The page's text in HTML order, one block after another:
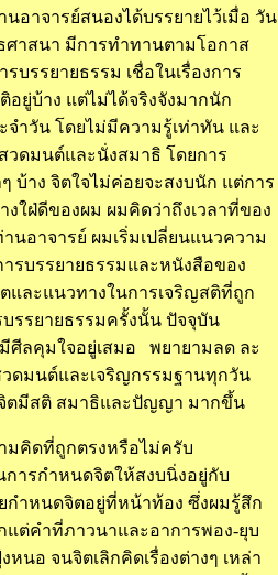
อาจารย์สนองได้บรรยายไว้เมื่อ วัน
าสนา มีการทำทานตามโอกาส
รรยายธรรม เชื่อในเรื่องการ
อยู่บ้าง แต่ไม่ได้จริงจังมากนัก
จำวัน โดยไม่มีความรู้เท่าทัน และ
วดมนต์และนั่งสมาธิ โดยการ
บ้าง จิตใจไม่ค่อยจะสงบนัก แต่การ
ใฝ่ดีของผม ผมคิดว่าถึงเวลาที่ของ
นอาจารย์ ผมเริ่มเปลี่ยนแนวความ
รบรรยายธรรมและหนังสือของ
และแนวทางในการเจริญสติที่ถูก
รรยายธรรมครั้งนั้น ปัจจุบัน
ศีลคุมใจอยู่เสมอ พยายามลด ละ
ดมนต์และเจริญกรรมฐานทุกวัน
จิตมีสติ สมาธิและปัญญา มากขึ้น
มคิดที่ถูกตรงหรือไม่ครับ
การกำหนดจิตให้สงบนิ่งอยู่กับ
ำหนดจิตอยู่ที่หน้าท้อง ซึ่งผมรู้สึก
แต่คำที่ภาวนาและอาการพอง-ยุบ
นอ จนจิตเลิกคิดเรื่องต่างๆ เหล่า